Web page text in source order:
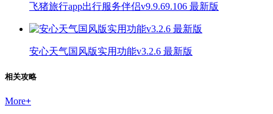
飞猪旅行app出行服务伴侣v9.9.69.106 最新版
安心天气国风版实用功能v3.2.6 最新版
相关攻略
More+